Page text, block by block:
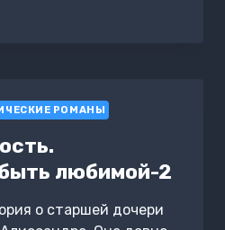
РОМАНЫ
любимой-2
о старшей дочери